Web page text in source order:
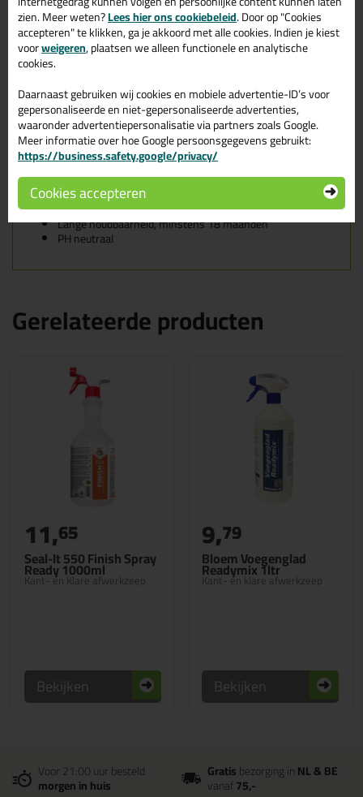
Je gebruikt de Bostik Finishing Soap bij het glad afwerken van
siliconenvoegen, acrylaatvoegen, polyurethaanvoegen en SMP-
voegen (Silyl Modified Polymer) welke zijn geproduceerd door
Bostik.
Kenmerken van de Bostik Finishing
Soap
Gebruiksklaar
Kleurloos, veroorzaakt geen verkleuringen
Geen verruwen van het kitoppervlak door agressieve
inhoudsstoffen
Vorstgevoelig
Lange houdbaarheid, minstens 18 maanden
PH neutraal
Gerelateerde producten
Seal-It 550 Finish Spray
Ready 1000ml
Kant- en Klare afwerkzeep
11,65
Bekijken
Bloem Voegenglad
Readymix 1ltr
Kant- en klare afwerkzeep
9,79
Bekijken
Voor 21:00 uur besteld
morgen in huis
Gratisbezorging inNL & BE
vanaf75,-
zien. Meer weten?Lees hier ons cookiebeleid. Door op "Cookies
accepteren" te klikken, ga je akkoord met alle cookies. Indien je kiest
voorweigeren, plaatsen we alleen functionele en analytische
cookies.
Daarnaast gebruiken wij cookies en mobiele advertentie-ID’s voor
gepersonaliseerde en niet-gepersonaliseerde advertenties,
waaronder advertentiepersonalisatie via partners zoals Google.
Meer informatie over hoe Google persoonsgegevens gebruikt:
https://business.safety.google/privacy/
Cookies accepteren